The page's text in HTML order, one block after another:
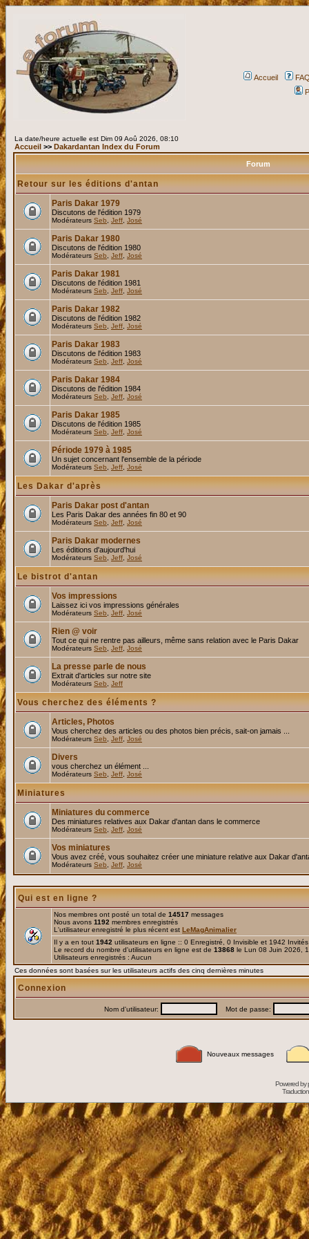
Accueil
La date/heure actuelle est Dim 09 Aoû 2026, 08:10
Accueil >> Dakardantan Index du Forum
Forum
Retour sur les éditions d'antan
Paris Dakar 1979
Discutons de l'édition 1979
Modérateurs Seb Jeff José
Paris Dakar 1980
Discutons de l'édition 1980
Modérateurs Seb Jeff José
Paris Dakar 1981
Discutons de l'édition 1981
Modérateurs Seb Jeff José
Paris Dakar 1982
Discutons de l'édition 1982
Modérateurs Seb Jeff José
Paris Dakar 1983
Discutons de l'édition 1983
Modérateurs Seb Jeff José
Paris Dakar 1984
Discutons de l'édition 1984
Modérateurs Seb Jeff José
Paris Dakar 1985
Discutons de l'édition 1985
Modérateurs Seb Jeff José
Période 1979 à 1985
Un sujet concernant l'ensemble de la période
Modérateurs Seb Jeff José
Les Dakar d'après
Paris Dakar post d'antan
Les Paris Dakar des années fin 80 et 90
Modérateurs Seb Jeff José
Paris Dakar modernes
Les éditions d'aujourd'hui
Modérateurs Seb Jeff José
Le bistrot d'antan
Vos impressions
Laissez ici vos impressions générales
Modérateurs Seb Jeff José
Rien @ voir
Tout ce qui ne rentre pas ailleurs, même sans relation avec le Paris Dakar
Modérateurs Seb Jeff José
La presse parle de nous
Extrait d'articles sur notre site
Modérateurs Seb Jeff
Vous cherchez des éléments ?
Articles, Photos
Vous cherchez des articles ou des photos bien précis, sait-on jamais ...
Modérateurs Seb Jeff José
Divers
vous cherchez un élément ...
Modérateurs Seb Jeff José
Miniatures
Miniatures du commerce
Des miniatures relatives aux Dakar d'antan dans le commerce
Modérateurs Seb Jeff José
Vos miniatures
Vous avez créé, vous souhaitez créer une miniature relative aux Dakar
Modérateurs Seb Jeff José
Qui est en ligne ?
Nos membres ont posté un total de 14517 messages
Nous avons 1192 membres enregistrés
L'utilisateur enregistré le plus récent est LeMagAnimalier
Il y a en tout 1942 utilisateurs en ligne :: 0 Enregistré, 0 Invisible et 1942
Le record du nombre d'utilisateurs en ligne est de 13868 le Lun 08 Juin 2026,
Utilisateurs enregistrés : Aucun
Ces données sont basées sur les utilisateurs actifs des cinq dernières minutes
Connexion
Nom d'utilisateur: Mot de passe:
Nouveaux messages
Powered by